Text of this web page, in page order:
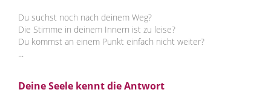
Du suchst noch nach deinem Weg?
Die Stimme in deinem Innern ist zu leise?
Du kommst an einem Punkt einfach nicht weiter?
...
Deine Seele kennt die Antwort